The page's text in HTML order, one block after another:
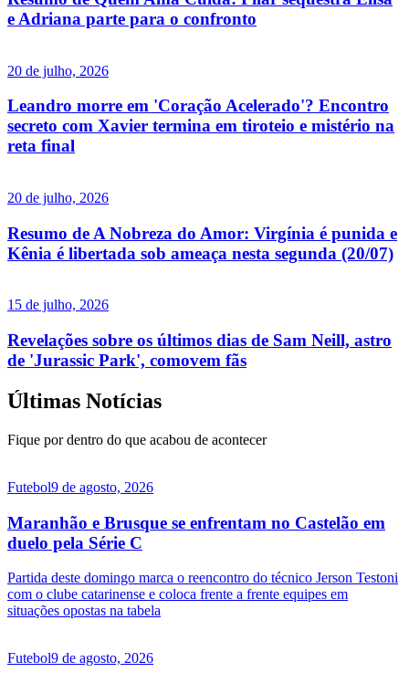
e Adriana parte para o confronto
20 de julho, 2026
Leandro morre em 'Coração Acelerado'? Encontro
secreto com Xavier termina em tiroteio e mistério na
reta final
20 de julho, 2026
Resumo de A Nobreza do Amor: Virgínia é punida e
Kênia é libertada sob ameaça nesta segunda (20/07)
15 de julho, 2026
Revelações sobre os últimos dias de Sam Neill, astro
de 'Jurassic Park', comovem fãs
Últimas Notícias
Fique por dentro do que acabou de acontecer
Futebol9 de agosto, 2026
Maranhão e Brusque se enfrentam no Castelão em
duelo pela Série C
Partida deste domingo marca o reencontro do técnico Jerson Testoni
com o clube catarinense e coloca frente a frente equipes em
situações opostas na tabela
Futebol9 de agosto, 2026